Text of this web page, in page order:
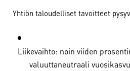
Yhtiön taloudelliset tavoitteet
Liikevaihto: noin viiden
valuuttaneutraali vuosikasvu